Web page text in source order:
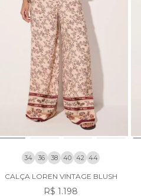
34 36 38 40 42 44
CALÇA LOREN VINTAGE BLUSH
R$ 1.198